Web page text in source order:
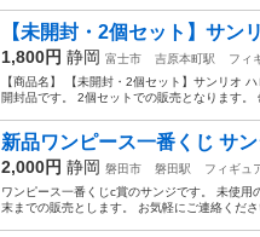
【未開封・2個セット】サン
1,800円 静岡 富士市 吉原本町駅
フィ
【商品名】 【未開封・2個セット】サンリオ
開封品です。 2個セットでの販売となります。
新品ワンピース一番くじ サ
2,000円 静岡 磐田市 磐田駅
フィギュ
ワンピース一番くじc賞のサンジです。 未使
末までの販売とします。 お気軽にご連絡くだ